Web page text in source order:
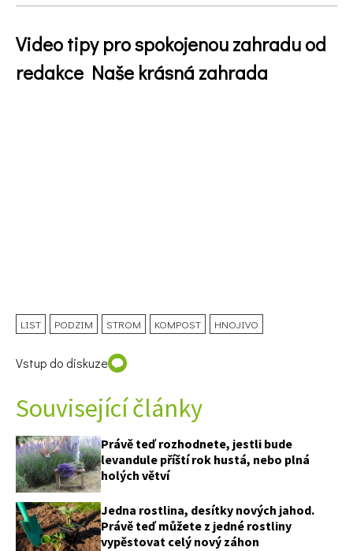
Video tipy pro spokojenou zahradu od
redakce Naše krásná zahrada
LIST PODZIM STROM KOMPOST HNOJIVO
Vstup do diskuze
Související články
Právě teď rozhodnete, jestli bude
levandule příští rok hustá, nebo plná
holých větví
Jedna rostlina, desítky nových jahod.
Právě teď můžete z jedné rostliny
vypěstovat celý nový záhon